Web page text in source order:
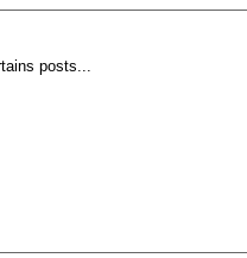
posts...